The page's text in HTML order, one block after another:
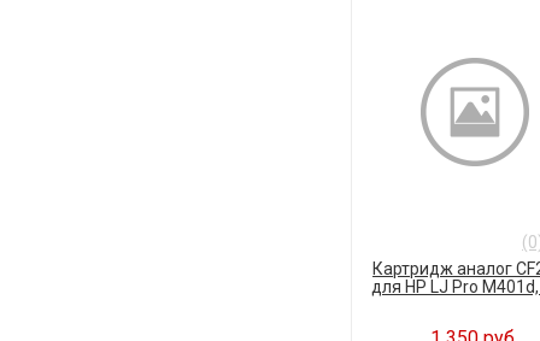
Картридж аналог
для HP LJ Pro M401d,